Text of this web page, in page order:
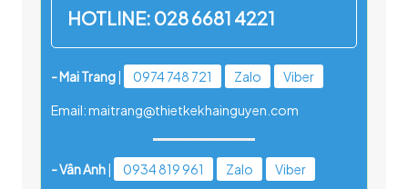
HOTLINE: 028 6681 4221
- Mai Trang| 0974 748 721 Zalo Viber
Email: maitrang@thietkekhainguyen.com
- Vân Anh| 0934 819 961 Zalo Viber